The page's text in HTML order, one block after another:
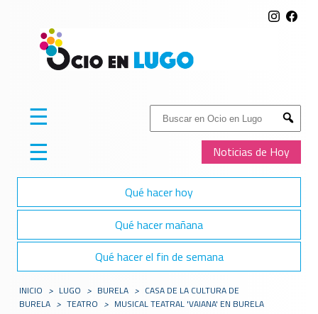
Buscar:
Submit
Noticias de Hoy
☰
☰
Qué hacer hoy
Qué hacer mañana
Qué hacer el fin de semana
INICIO > LUGO > BURELA > CASA DE LA CULTURA DE
BURELA > TEATRO > MUSICAL TEATRAL 'VAIANA' EN BURELA